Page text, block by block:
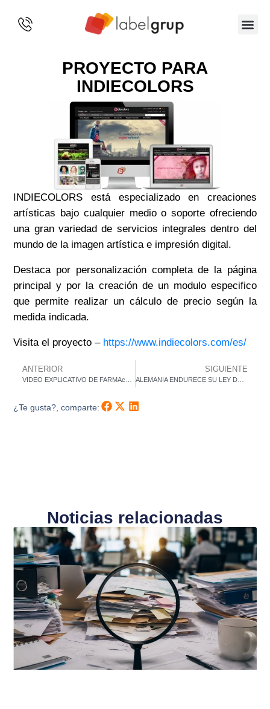
PROYECTO PARA
INDIECOLORS
INDIECOLORS está especializado en creaciones
artísticas bajo cualquier medio o soporte ofreciendo
una gran variedad de servicios integrales dentro del
mundo de la imagen artística e impresión digital.
Destaca por personalización completa de la página
principal y por la creación de un modulo especifico
que permite realizar un cálculo de precio según la
medida indicada.
Visita el proyecto – https://www.indiecolors.com/es/
ANTERIOR SIGUIENTE
ALEMANIA ENDURECE SU LEY DE SEGURIDAD INFORMÁTICA
¿Te gusta?, comparte:
Noticias relacionadas